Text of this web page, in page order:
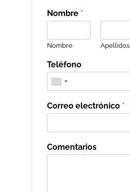
Nombre *
Nombre Apellidos
Teléfono
Correo electrónico *
Comentarios